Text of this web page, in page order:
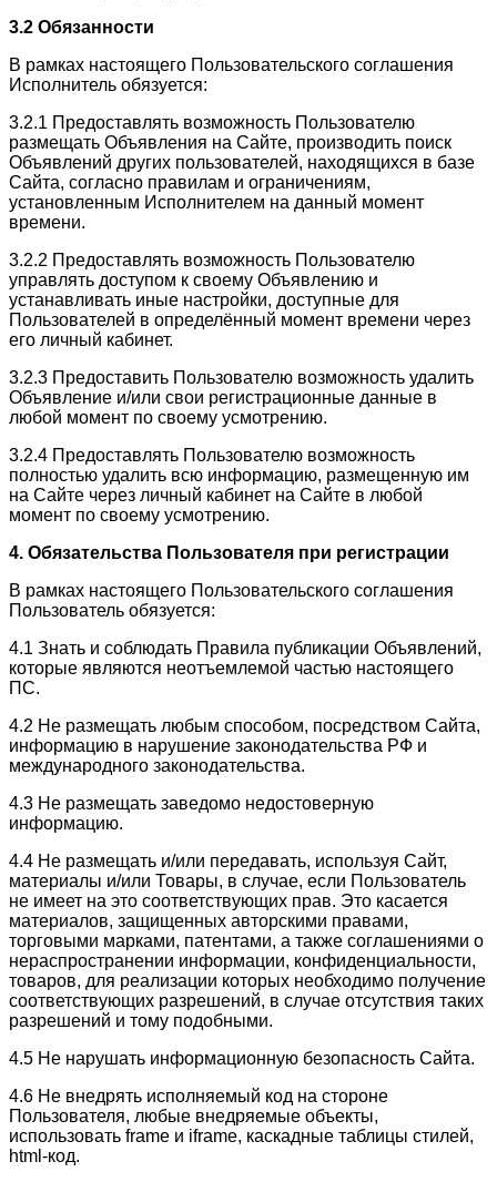
3.2 Обязанности
В рамках настоящего Пользовательского соглашения
Исполнитель обязуется:
3.2.1 Предоставлять возможность Пользователю
размещать Объявления на Сайте, производить поиск
Объявлений других пользователей, находящихся в базе
Сайта, согласно правилам и ограничениям,
установленным Исполнителем на данный момент
времени.
3.2.2 Предоставлять возможность Пользователю
управлять доступом к своему Объявлению и
устанавливать иные настройки, доступные для
Пользователей в определённый момент времени через
его личный кабинет.
3.2.3 Предоставить Пользователю возможность удалить
Объявление и/или свои регистрационные данные в
любой момент по своему усмотрению.
3.2.4 Предоставлять Пользователю возможность
полностью удалить всю информацию, размещенную им
на Сайте через личный кабинет на Сайте в любой
момент по своему усмотрению.
4. Обязательства Пользователя при регистрации
В рамках настоящего Пользовательского соглашения
Пользователь обязуется:
4.1 Знать и соблюдать Правила публикации Объявлений,
которые являются неотъемлемой частью настоящего
ПС.
4.2 Не размещать любым способом, посредством Сайта,
информацию в нарушение законодательства РФ и
международного законодательства.
4.3 Не размещать заведомо недостоверную
информацию.
4.4 Не размещать и/или передавать, используя Сайт,
материалы и/или Товары, в случае, если Пользователь
не имеет на это соответствующих прав. Это касается
материалов, защищенных авторскими правами,
торговыми марками, патентами, а также соглашениями о
нераспространении информации, конфиденциальности,
товаров, для реализации которых необходимо получение
соответствующих разрешений, в случае отсутствия таких
разрешений и тому подобными.
4.5 Не нарушать информационную безопасность Сайта.
4.6 Не внедрять исполняемый код на стороне
Пользователя, любые внедряемые объекты,
использовать frame и iframe, каскадные таблицы стилей,
html-код.